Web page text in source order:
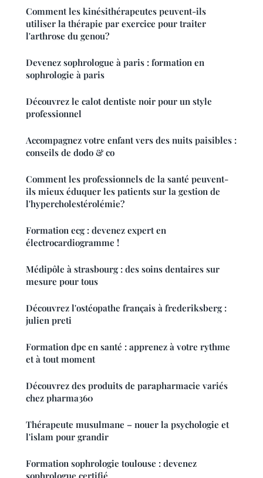
Comment les kinésithérapeutes peuvent-ils
utiliser la thérapie par exercice pour traiter
l'arthrose du genou?
Devenez sophrologue à paris : formation en
sophrologie à paris
Découvrez le calot dentiste noir pour un style
professionnel
Accompagnez votre enfant vers des nuits paisibles :
conseils de dodo & co
Comment les professionnels de la santé peuvent-
ils mieux éduquer les patients sur la gestion de
l'hypercholestérolémie?
Formation ecg : devenez expert en
électrocardiogramme !
Médipôle à strasbourg : des soins dentaires sur
mesure pour tous
Découvrez l'ostéopathe français à frederiksberg :
julien preti
Formation dpc en santé : apprenez à votre rythme
et à tout moment
Découvrez des produits de parapharmacie variés
chez pharma360
Thérapeute musulmane – nouer la psychologie et
l'islam pour grandir
Formation sophrologie toulouse : devenez